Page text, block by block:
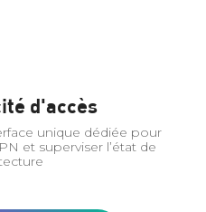
d'accès
unique dédiée pour
et superviser l’état de